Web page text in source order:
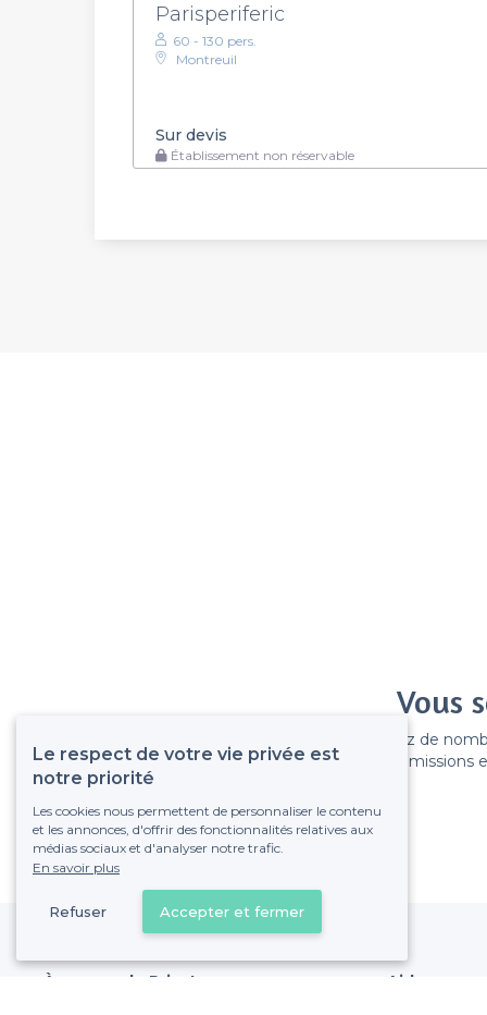
Parisperiferic
60 - 130 pers.
Montreuil
Sur devis
Établissement non réservable
Vous
Gagnez de
Pas de commissions
À propos de Privateaser Aide
Le respect de votre vie privée est
notre priorité
Les cookies nous permettent de personnaliser le contenu
et les annonces, d'offrir des fonctionnalités relatives aux
médias sociaux et d'analyser notre trafic.
En savoir plus
Refuser Accepter et fermer